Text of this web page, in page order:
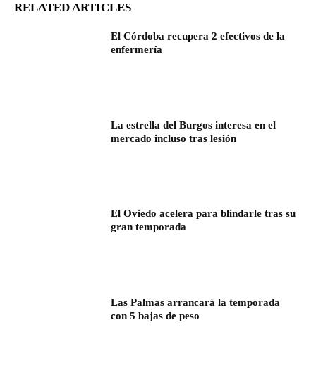
RELATED ARTICLES
El Córdoba recupera 2 efectivos de la
enfermería
La estrella del Burgos interesa en el
mercado incluso tras lesión
El Oviedo acelera para blindarle tras su
gran temporada
Las Palmas arrancará la temporada
con 5 bajas de peso